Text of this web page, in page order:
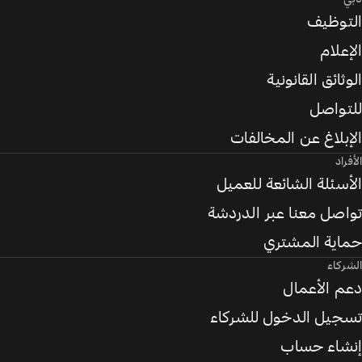
التوظيف
الإعلام
الوثائق القانونية
للتواصل
الإبلاغ عن المخالفات
الأفراد
الأسئلة الشائعة للعميل
تواصل معنا عبر الدردشة
حماية المشتري
الشركاء
دعم الأعمال
تسجيل الدخول للشركاء
إنشاء حساب